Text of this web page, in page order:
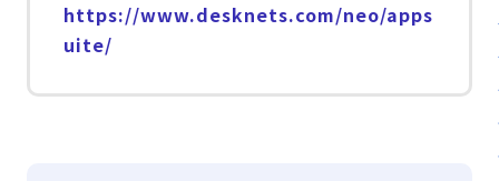
https://www.desknets.com/neo/apps
uite/